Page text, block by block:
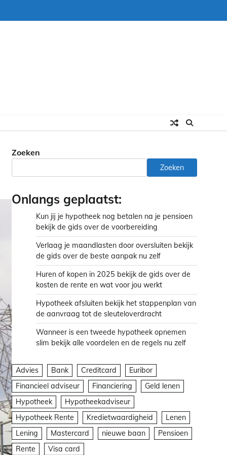
Zoeken
Zoeken
Onlangs geplaatst:
Kun jij je hypotheek nog betalen na je pensioen
bekijk de gids over de voorbereiding
Verlaag je maandlasten door oversluiten bekijk
de gids over de beste aanpak nu zelf
Huren of kopen in 2025 bekijk de gids over de
kosten de rente en wat voor jou werkt
Hypotheek afsluiten bekijk het stappenplan van
de aanvraag tot de sleuteloverdracht
Wanneer is een tweede hypotheek opnemen
slim bekijk alle voordelen en de regels nu zelf
Advies Bank Creditcard
Euribor
Financieel adviseur
Financiering
Geld lenen
Hypotheek
Hypotheekadviseur
Hypotheek Rente
Kredietwaardigheid
Lenen
Lening
Mastercard nieuwe baan
Pensioen
Rente
Visa card